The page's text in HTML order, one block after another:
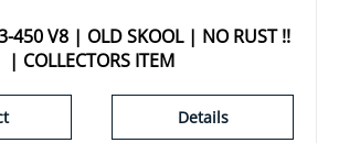
450 V8 | OLD SKOOL | NO RUST !!
| COLLECTORS ITEM
Details